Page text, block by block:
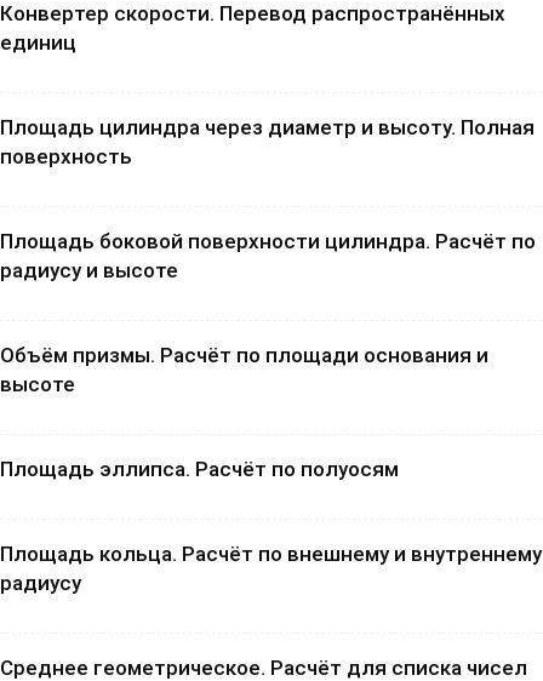
Конвертер скорости. Перевод распространённых
единиц
Площадь цилиндра через диаметр и высоту. Полная
поверхность
Площадь боковой поверхности цилиндра. Расчёт по
радиусу и высоте
Объём призмы. Расчёт по площади основания и
высоте
Площадь эллипса. Расчёт по полуосям
Площадь кольца. Расчёт по внешнему и внутреннему
радиусу
Среднее геометрическое. Расчёт для списка чисел